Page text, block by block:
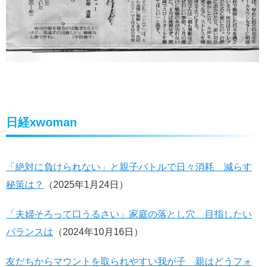
日経xwoman
「絶対に負けられない」と親子バトルで日々消耗 減らす
秘策は？
（2025年1月24日）
「夫婦そろって口うるさい」家庭の落とし穴 目指したい
バランスは （2024年10月16日）
友だちからマウントを取られやすい我が子 親はどうフォ